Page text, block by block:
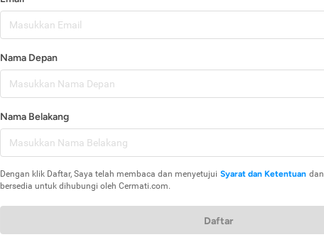
Nama Depan
Nama Belakang
Dengan klik Daftar, Saya telah membaca dan menyetujui Syarat dan Ketentuan dan
bersedia untuk dihubungi oleh Cermati.com.
Daftar